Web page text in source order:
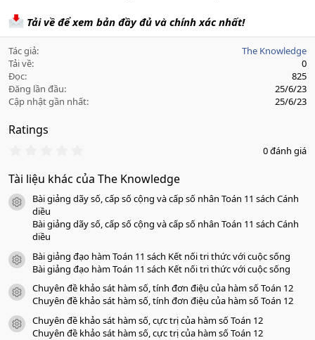
Tải về để xem bản đầy đủ và chính xác nhất!
Tác giả
The Knowledge
Tải về
0
Đọc
825
Đăng lần đầu
25/6/23
Cập nhật gần nhất
25/6/23
Ratings
0
0
a
0 đánh giá
Tài liệu khác của The Knowledge
icon tài liệu
Bài giảng dãy số, cấp số cộng và cấp số nhân Toán 11 sách Cánh
diều
Bài giảng dãy số, cấp số cộng và cấp số nhân Toán 11 sách Cánh
diều
icon tài liệu
Bài giảng đạo hàm Toán 11 sách Kết nối tri thức với cuộc sống
Bài giảng đạo hàm Toán 11 sách Kết nối tri thức với cuộc sống
icon tài liệu
Chuyên đề khảo sát hàm số, tính đơn điệu của hàm số Toán 12
Chuyên đề khảo sát hàm số, tính đơn điệu của hàm số Toán 12
icon tài liệu
Chuyên đề khảo sát hàm số, cực trị của hàm số Toán 12
Chuyên đề khảo sát hàm số, cực trị của hàm số Toán 12